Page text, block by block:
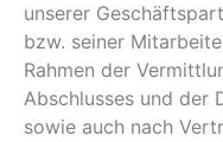
unserer
bzw. seiner
Rahmen der
Abschlusses und der
sowie auch nach